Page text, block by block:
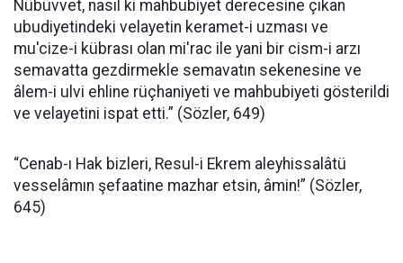
Nübüvvet, nasıl ki mahbubiyet derecesine çıkan
ubudiyetindeki velayetin keramet-i uzması ve
mu'cize-i kübrası olan mi'rac ile yani bir cism-i arzı
semavatta gezdirmekle semavatın sekenesine ve
âlem-i ulvi ehline rüçhaniyeti ve mahbubiyeti gösterildi
ve velayetini ispat etti.” (Sözler, 649)
“Cenab-ı Hak bizleri, Resul-i Ekrem aleyhissalâtü
vesselâmın şefaatine mazhar etsin, âmin!” (Sözler,
645)